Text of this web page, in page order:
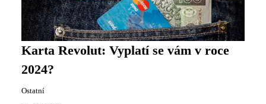
Karta Revolut: Vyplatí se vám v roce
2024?
Ostatní